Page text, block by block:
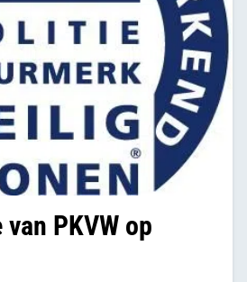
PKVW op